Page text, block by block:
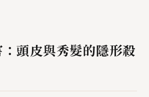
頭皮與秀髮的隱形殺